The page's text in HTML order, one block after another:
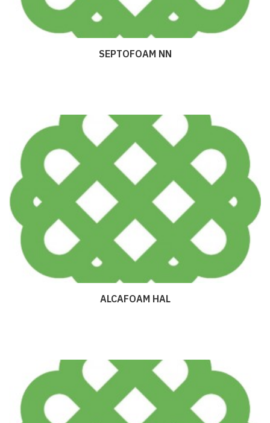
ДэлгэрэнгүйSEPTOFOAM NN
ДэлгэрэнгүйALCAFOAM HAL